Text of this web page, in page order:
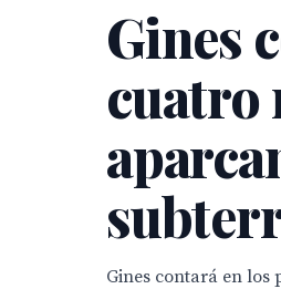
Gines
cuatro
Gines contará en los